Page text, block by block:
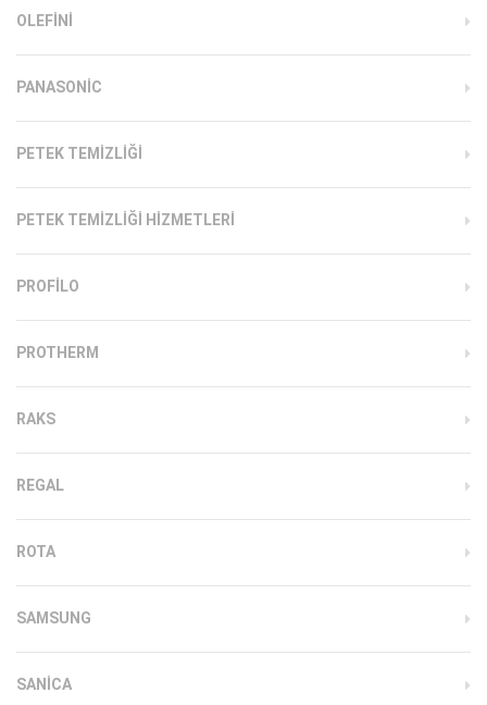
OLEFINI
PANASONIC
PETEK TEMIZLIĞI
PETEK TEMIZLIĞI HIZMETLERI
PROFILO
PROTHERM
RAKS
REGAL
ROTA
SAMSUNG
SANICA